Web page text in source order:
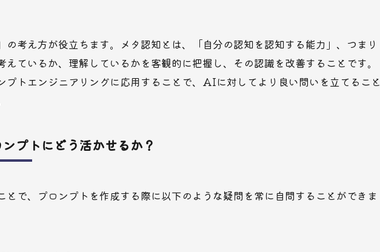
」の考え方が役立ちます。メタ認知とは、「自分の認知を認知する能力」、つまり
えているか、理解しているかを客観的に把握し、その認識を改善することです。
プトエンジニアリングに応用することで、AIに対してより良い問いを立てること
プトにどう活かせるか？
とで、プロンプトを作成する際に以下のような疑問を常に自問することができま